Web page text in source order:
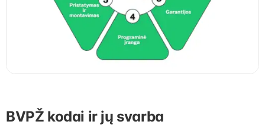
BVPŽ kodai ir jų svarba